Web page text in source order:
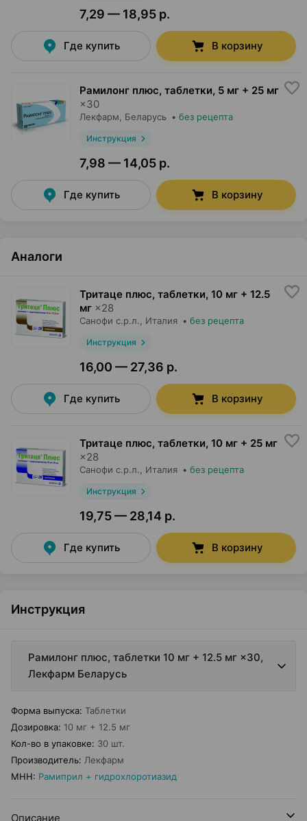
7,29 — 18,95 р.
Где купить В корзину
Рамилонг плюс, таблетки, 5 мг + 25 мг
×30
Лекфарм , Беларусь • без рецепта
Инструкция
7,98 — 14,05 р.
Где купить В корзину
Аналоги
Тритаце плюс, таблетки, 10 мг + 12.5
мг ×28
Санофи с.р.л. , Италия • без рецепта
Инструкция
16,00 — 27,36 р.
Где купить В корзину
Тритаце плюс, таблетки, 10 мг + 25 мг
×28
Санофи с.р.л. , Италия • без рецепта
Инструкция
19,75 — 28,14 р.
Где купить В корзину
Инструкция
Рамилонг плюс, таблетки 10 мг + 12.5 мг ×30,
Лекфарм Беларусь
Форма выпуска: Таблетки
Дозировка: 10 мг + 12.5 мг
Кол-во в упаковке: 30 шт.
Производитель: Лекфарм
МНН: Рамиприл + гидрохлоротиазид
Описание